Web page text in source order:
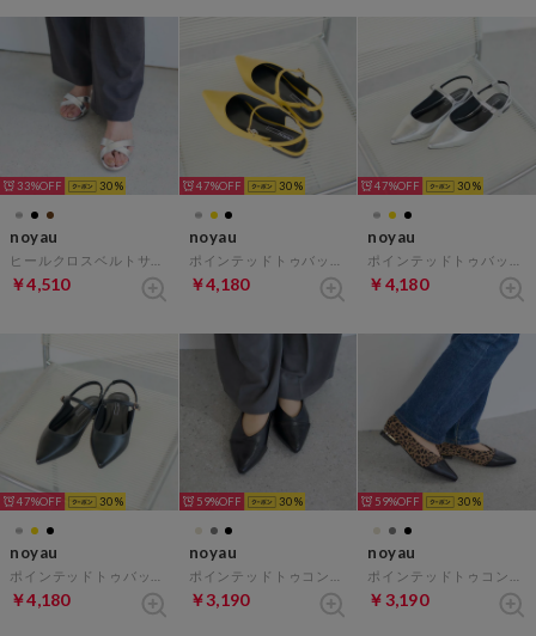
33% 30
noyau
￥4,510
47% 30
noyau
￥4,180
47% 30
noyau
￥4,180
47% 30
noyau
￥4,180
59% 30
noyau
￥3,190
59% 30
noyau
￥3,190